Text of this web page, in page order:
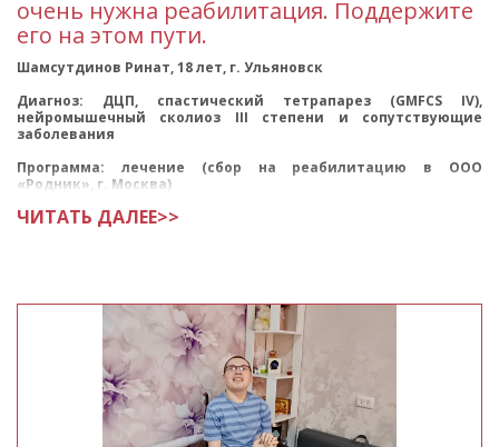
очень нужна реабилитация. Поддержите
его на этом пути.
Шамсутдинов Ринат, 18 лет, г. Ульяновск
Диагноз: ДЦП, спастический тетрапарез (GMFCS IV),
нейромышечный сколиоз III степени и сопутствующие
заболевания
Программа: лечение (сбор на реабилитацию в ООО
«Родник», г. Москва)
Ринат родилс
ЧИТАТЬ ДАЛЕЕ>>